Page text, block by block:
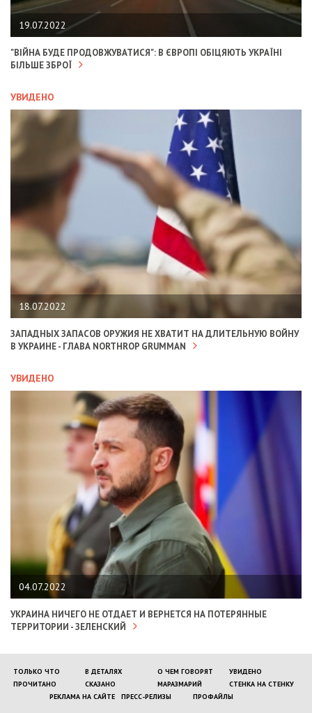
19.07.2022
"ВІЙНА БУДЕ ПРОДОВЖУВАТИСЯ": В ЄВРОПІ ОБІЦЯЮТЬ УКРАЇНІ
БІЛЬШЕ ЗБРОЇ
УВИДЕНО
18.07.2022
ЗАПАДНЫХ ЗАПАСОВ ОРУЖИЯ НЕ ХВАТИТ НА ДЛИТЕЛЬНУЮ ВОЙНУ
В УКРАИНЕ - ГЛАВА NORTHROP GRUMMAN
УВИДЕНО
04.07.2022
УКРАИНА НИЧЕГО НЕ ОТДАЕТ И ВЕРНЕТСЯ НА ПОТЕРЯННЫЕ
ТЕРРИТОРИИ - ЗЕЛЕНСКИЙ
ТОЛЬКО ЧТО В ДЕТАЛЯХ О ЧЕМ ГОВОРЯТ
УВИДЕНО
ПРОЧИТАНО
СКАЗАНО МАРАЗМАРИЙ
СТЕНКА НА СТЕНКУ
РЕКЛАМА НА САЙТЕ
ПРЕСС-РЕЛИЗЫ ПРОФАЙЛЫ